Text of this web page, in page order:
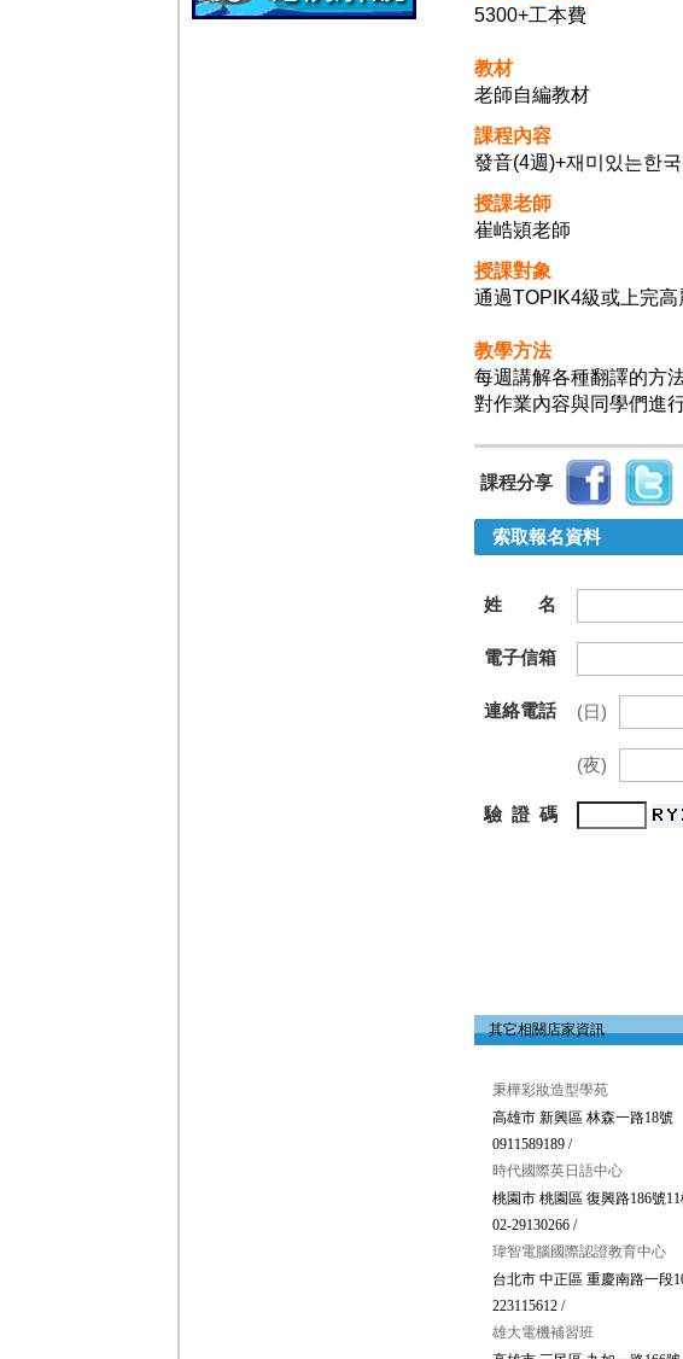
5300+工本費
教材
老師自編教材
課程內容
發音(4週)+재미있는한
授課老師
崔峼熲老師
授課對象
通過TOPIK4級或上完
教學方法
每週講解各種翻譯的方
對作業內容與同學們進行
課程分享
索取報名資料
姓 名
電子信箱
連絡電話 (日)
(夜)
驗 證 碼
其它相關店家資訊
秉樺彩妝造型學苑
高雄市 新興區 林森一路18號
0911589189 /
時代國際英日語中心
桃園市 桃園區 復興路186號11
02-29130266 /
瑋智電腦國際認證教育中心
台北市 中正區 重慶南路一段
223115612 /
雄大電機補習班